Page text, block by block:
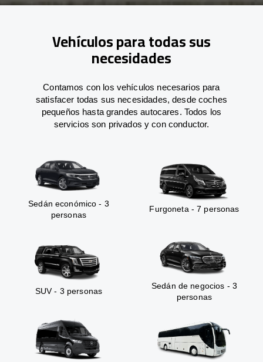
Vehículos para todas sus
necesidades
Contamos con los vehículos necesarios para
satisfacer todas sus necesidades, desde coches
pequeños hasta grandes autocares. Todos los
servicios son privados y con conductor.
Sedán económico - 3
personas
Furgoneta - 7 personas
SUV - 3 personas
Sedán de negocios - 3
personas